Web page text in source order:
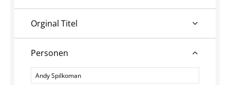
Orginal Titel
Personen
Personen